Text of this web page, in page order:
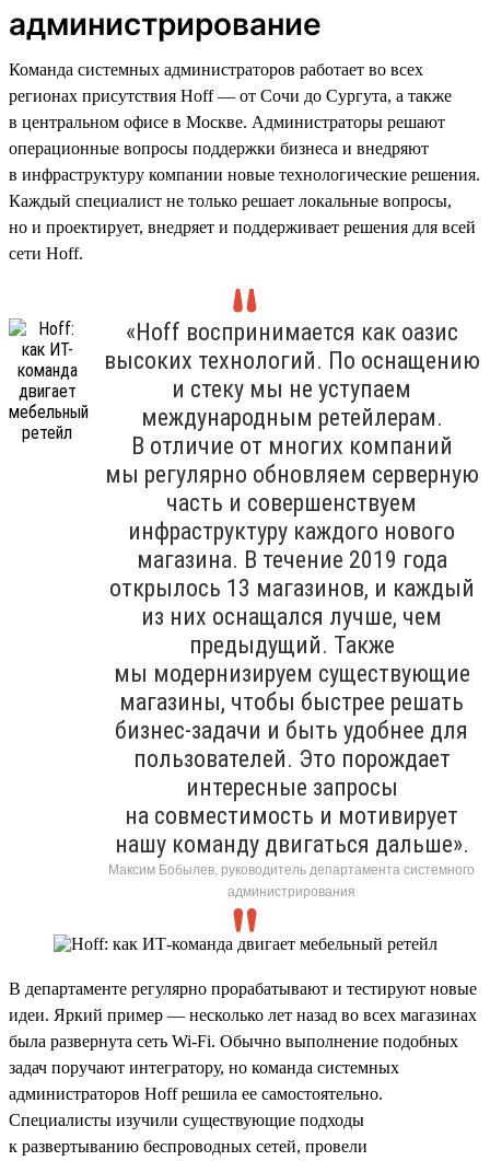
администрирование
Команда системных администраторов работает во всех
регионах присутствия Hoff — от Сочи до Сургута, а также
в центральном офисе в Москве. Администраторы решают
операционные вопросы поддержки бизнеса и внедряют
в инфраструктуру компании новые технологические решения.
Каждый специалист не только решает локальные вопросы,
но и проектирует, внедряет и поддерживает решения для всей
сети Hoff.
«Hoff воспринимается как оазис
высоких технологий. По оснащению
и стеку мы не уступаем
международным ретейлерам.
В отличие от многих компаний
мы регулярно обновляем серверную
часть и совершенствуем
инфраструктуру каждого нового
магазина. В течение 2019 года
открылось 13 магазинов, и каждый
из них оснащался лучше, чем
предыдущий. Также
мы модернизируем существующие
магазины, чтобы быстрее решать
бизнес-задачи и быть удобнее для
пользователей. Это порождает
интересные запросы
на совместимость и мотивирует
нашу команду двигаться дальше».
Максим Бобылев, руководитель департамента системного
администрирования
В департаменте регулярно прорабатывают и тестируют новые
идеи. Яркий пример — несколько лет назад во всех магазинах
была развернута сеть Wi-Fi. Обычно выполнение подобных
задач поручают интегратору, но команда системных
администраторов Hoff решила ее самостоятельно.
Специалисты изучили существующие подходы
к развертыванию беспроводных сетей, провели